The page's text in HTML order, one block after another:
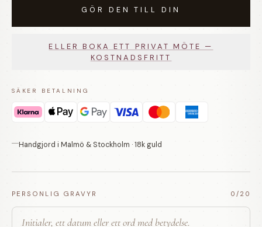
GÖR DEN TILL DIN
ELLER BOKA ETT PRIVAT MÖTE —
KOSTNADSFRITT
SÄKER BETALNING
Handgjord i Malmö & Stockholm · 18k guld
PERSONLIG GRAVYR 0 /20